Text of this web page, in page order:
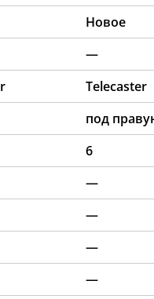
Новое
—
Telecaster
под
6
—
—
—
—